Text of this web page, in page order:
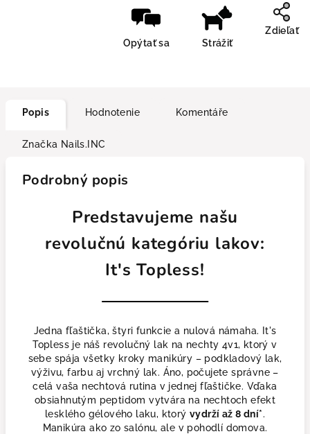
Opýtať sa Strážiť
Zdieľať
Popis Hodnotenie Komentáře
Značka Nails.INC
Podrobný popis
Predstavujeme našu
revolučnú kategóriu lakov:
It's Topless!
Jedna fľaštička, štyri funkcie a nulová námaha. It's
Topless je náš revolučný lak na nechty 4v1, ktorý v
sebe spája všetky kroky manikúry – podkladový lak,
výživu, farbu aj vrchný lak. Áno, počujete správne –
celá vaša nechtová rutina v jednej fľaštičke. Vďaka
obsiahnutým peptidom vytvára na nechtoch efekt
lesklého gélového laku, ktorývydrží až 8 dní*.
Manikúra ako zo salónu, ale v pohodlí domova.